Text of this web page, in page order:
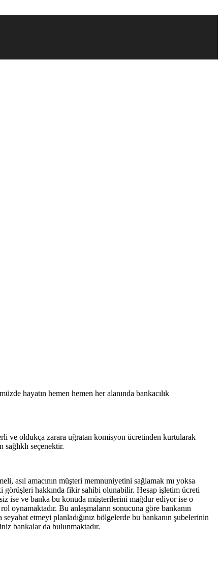
hayatın hemen hemen her alanında bankacılık
ve oldukça zarara uğratan komisyon ücretinden kurtularak
seçenektir.
asıl amacının müşteri memnuniyetini sağlamak mı yoksa
görüşleri hakkında fikir sahibi olunabilir. Hesap işletim ücreti
ise ve banka bu konuda müşterilerini mağdur ediyor ise o
oynamaktadır. Bu anlaşmaların sonucuna göre bankanın
etmeyi planladığınız bölgelerde bu bankanın şubelerinin
bankalar da bulunmaktadır.